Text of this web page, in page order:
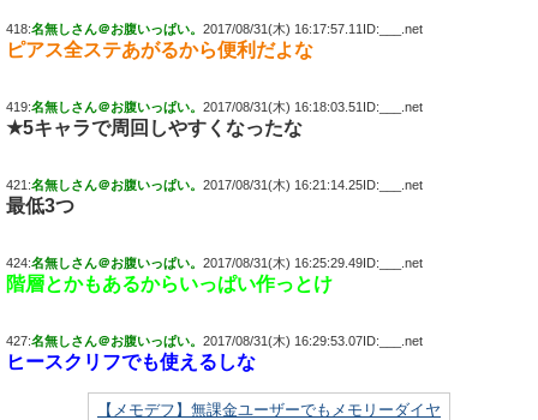
418:名無しさん＠お腹いっぱい。 2017/08/31(木) 16:17:57.11ID:___.net
ピアス全ステあがるから便利だよな
419:名無しさん＠お腹いっぱい。 2017/08/31(木) 16:18:03.51ID:___.net
★5キャラで周回しやすくなったな
421:名無しさん＠お腹いっぱい。 2017/08/31(木) 16:21:14.25ID:___.net
最低3つ
424:名無しさん＠お腹いっぱい。 2017/08/31(木) 16:25:29.49ID:___.net
階層とかもあるからいっぱい作っとけ
427:名無しさん＠お腹いっぱい。 2017/08/31(木) 16:29:53.07ID:___.net
ヒースクリフでも使えるしな
【メモデフ】無課金ユーザーでもメモリーダイヤ